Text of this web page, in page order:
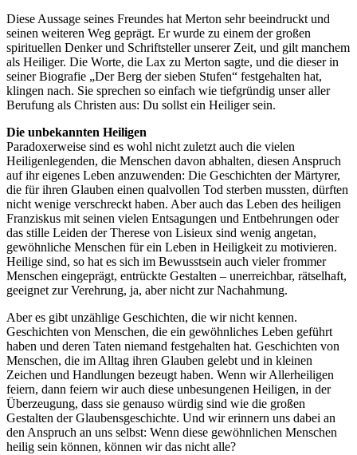
Diese Aussage seines Freundes hat Merton sehr beeindruckt und
seinen weiteren Weg geprägt. Er wurde zu einem der großen
spirituellen Denker und Schriftsteller unserer Zeit, und gilt manchem
als Heiliger. Die Worte, die Lax zu Merton sagte, und die dieser in
seiner Biografie „Der Berg der sieben Stufen“ festgehalten hat,
klingen nach. Sie sprechen so einfach wie tiefgründig unser aller
Berufung als Christen aus: Du sollst ein Heiliger sein.
Die unbekannten Heiligen
Paradoxerweise sind es wohl nicht zuletzt auch die vielen
Heiligenlegenden, die Menschen davon abhalten, diesen Anspruch
auf ihr eigenes Leben anzuwenden: Die Geschichten der Märtyrer,
die für ihren Glauben einen qualvollen Tod sterben mussten, dürften
nicht wenige verschreckt haben. Aber auch das Leben des heiligen
Franziskus mit seinen vielen Entsagungen und Entbehrungen oder
das stille Leiden der Therese von Lisieux sind wenig angetan,
gewöhnliche Menschen für ein Leben in Heiligkeit zu motivieren.
Heilige sind, so hat es sich im Bewusstsein auch vieler frommer
Menschen eingeprägt, entrückte Gestalten – unerreichbar, rätselhaft,
geeignet zur Verehrung, ja, aber nicht zur Nachahmung.
Aber es gibt unzählige Geschichten, die wir nicht kennen.
Geschichten von Menschen, die ein gewöhnliches Leben geführt
haben und deren Taten niemand festgehalten hat. Geschichten von
Menschen, die im Alltag ihren Glauben gelebt und in kleinen
Zeichen und Handlungen bezeugt haben. Wenn wir Allerheiligen
feiern, dann feiern wir auch diese unbesungenen Heiligen, in der
Überzeugung, dass sie genauso würdig sind wie die großen
Gestalten der Glaubensgeschichte. Und wir erinnern uns dabei an
den Anspruch an uns selbst: Wenn diese gewöhnlichen Menschen
heilig sein können, können wir das nicht alle?